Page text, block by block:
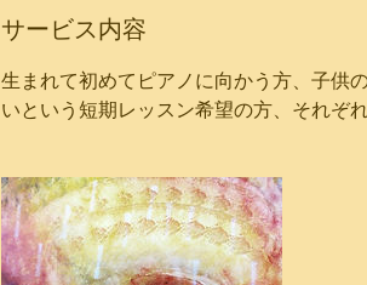
サービス内容
生まれて初めてピアノに向かう方、子供
いという短期レッスン希望の方、それぞ